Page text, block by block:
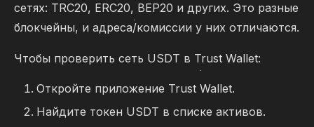
сетях: TRC20, ERC20, BEP20 и других. Это разные
блокчейны, и адреса/комиссии у них отличаются.
Чтобы проверить сеть USDT в Trust Wallet:
Откройте приложение Trust Wallet.
Найдите токен USDT в списке активов.